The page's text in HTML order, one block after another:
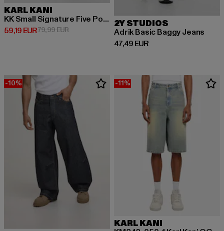
KARL KANI
KK Small Signature Five Pocket Denim Vintage Baggy
59,19 EUR
Derzeitiger Preis: 59,19 EUR
79,99 EURAktionspreis: 79,99 EUR
2Y STUDIOS
Adrik Basic Baggy Jeans
47,49 EUR
Derzeitiger Preis: 47,49 EUR
-10% -11%
KARL KANI